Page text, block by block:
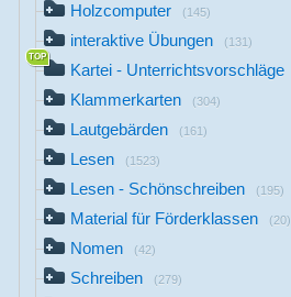
Holzcomputer (145)
interaktive Übungen (131)
Kartei - Unterrichtsvorschläge
Klammerkarten (304)
Lautgebärden (161)
Lesen (1523)
Lesen - Schönschreiben (195)
Material für Förderklassen (20)
Nomen (42)
Schreiben (279)